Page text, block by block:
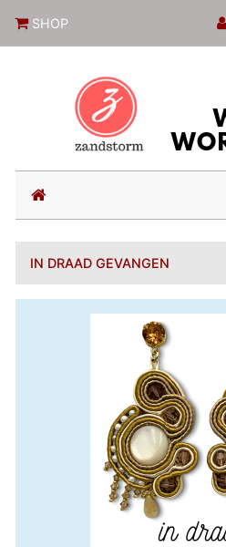
SHOP
(current)
IN DRAAD GEVANGEN